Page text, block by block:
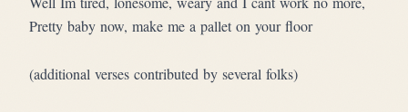
Pretty baby now, make me a pallet on your floor
(additional verses contributed by several folks)